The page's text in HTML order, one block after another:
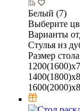
Белый (7)
Выберите
Варианты
Стулья из
Размер